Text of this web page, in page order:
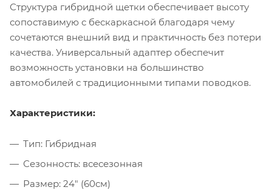
Структура гибридной щетки обеспечивает высоту
сопоставимую с бескаркасной благодаря чему
сочетаются внешний вид и практичность без потери
качества. Универсальный адаптер обеспечит
возможность установки на большинство
автомобилей с традиционными типами поводков.
Характеристики:
Тип: Гибридная
Сезонность: всесезонная
Размер: 24" (60см)